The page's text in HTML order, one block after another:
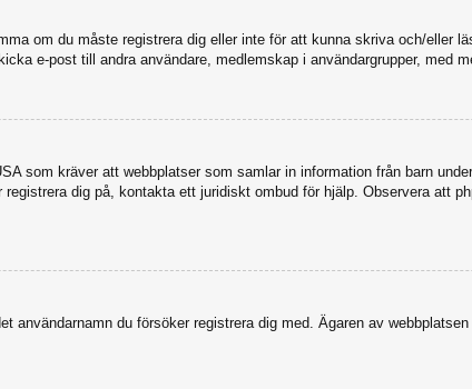
om du måste registrera dig eller inte för att kunna skriva och/eller
e-post till andra användare, medlemskap i användargrupper, med
som kräver att webbplatser som samlar in information från barn
dig på, kontakta ett juridiskt ombud för hjälp. Observera att
användarnamn du försöker registrera dig med. Ägaren av